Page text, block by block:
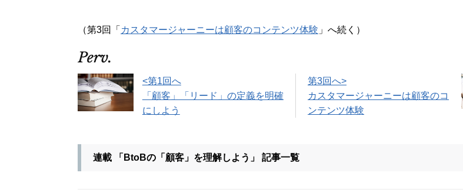
（第3回「 カスタマージャーニーは顧客のコンテンツ体験 」へ続く）
<第1回へ
「顧客」「リード」の定義を明確
にしよう
第3回へ>
カスタマージャーニーは顧客のコ
ンテンツ体験
連載 「BtoBの「顧客」を理解しよう」 記事一覧